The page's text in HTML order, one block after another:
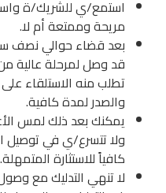
استمع/ي للشريك/ة
مريحة وممتعة أم لا.
بعد قضاء حوالي نصف
قد وصل لمرحلة عالية
تطلب منه الاستلقاء
والصدر لمدة كافية.
يمكنك بعد ذلك لمس
ولا تتسرع/ي في توصيل
كافياً للاستثارة المتمهلة.
لا تنهي التدليك مع